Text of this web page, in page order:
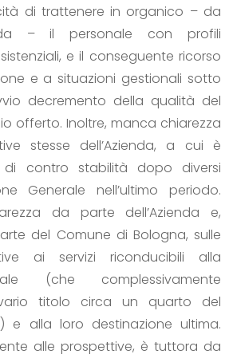
di trattenere in organico – da
– il personale con profili
e il conseguente ricorso
e a situazioni gestionali sotto
decremento della qualità del
offerto. Inoltre, manca chiarezza
stesse dell’Azienda, a cui è
di contro stabilità dopo diversi
Generale nell’ultimo periodo.
da parte dell’Azienda e,
del Comune di Bologna, sulle
ai servizi riconducibili alla
(che complessivamente
titolo circa un quarto del
e alla loro destinazione ultima.
alle prospettive, è tuttora da